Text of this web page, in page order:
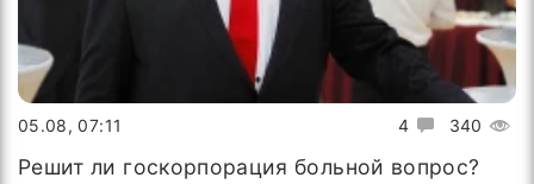
4 340
05.08, 07:11
Решит ли госкорпорация больной вопрос?